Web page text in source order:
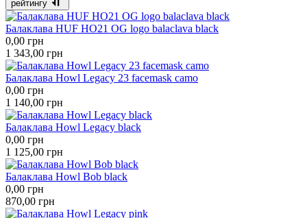
рейтингу
Балаклава HUF HO21 OG logo balaclava black
0,00 грн
1 343,00 грн
Балаклава Howl Legacy 23 facemask camo
0,00 грн
1 140,00 грн
Балаклава Howl Legacy black
0,00 грн
1 125,00 грн
Балаклава Howl Bob black
0,00 грн
870,00 грн